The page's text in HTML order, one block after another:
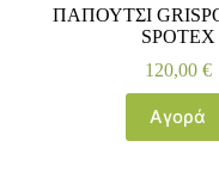
ΠΑΠΟΥΤΣΙ
SPOTEX
120,00 €
Αγορά